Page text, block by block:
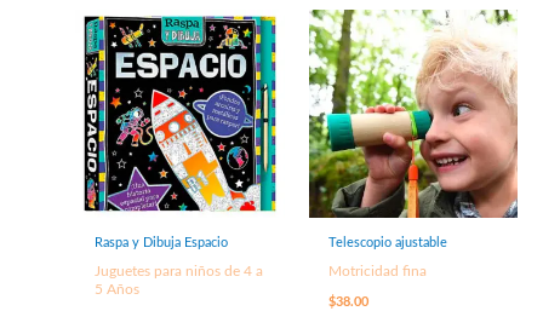
Raspa y Dibuja Espacio
Juguetes para niños de 4 a
5 Años
Telescopio ajustable
Motricidad fina
$38.00